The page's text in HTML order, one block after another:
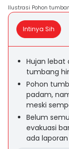
Ilustrasi Pohon
Intinya Sih
Hujan lebat
tumbang
Pohon
padam,
meski
Belum
evakuasi
ada